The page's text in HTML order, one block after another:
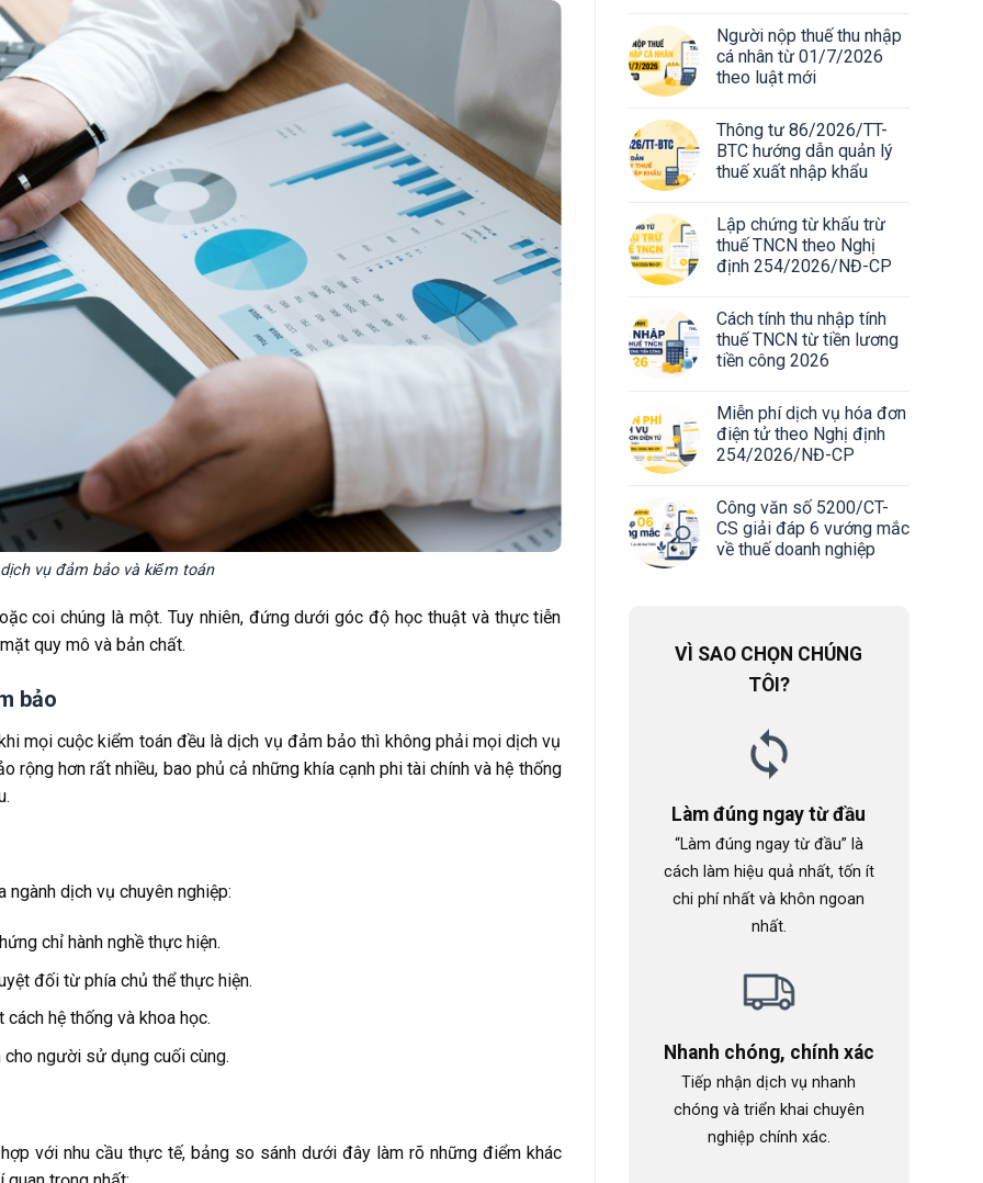
vụ đảm bảo và kiểm toán
coi chúng là một. Tuy nhiên, đứng dưới góc độ học thuật và thực tiễn
quy mô và bản chất.
bảo
mọi cuộc kiểm toán đều là dịch vụ đảm bảo thì không phải mọi dịch vụ
hơn rất nhiều, bao phủ cả những khía cạnh phi tài chính và hệ thống
dịch vụ chuyên nghiệp:
chỉ hành nghề thực hiện.
đối từ phía chủ thể thực hiện.
hệ thống và khoa học.
người sử dụng cuối cùng.
với nhu cầu thực tế, bảng so sánh dưới đây làm rõ những điểm khác
Người nộp thuế thu nhập
cá nhân từ 01/7/2026
theo luật mới
Thông tư 86/2026/TT-
BTC hướng dẫn quản lý
thuế xuất nhập khẩu
Lập chứng từ khấu trừ
thuế TNCN theo Nghị
định 254/2026/NĐ-CP
Cách tính thu nhập tính
thuế TNCN từ tiền lương
tiền công 2026
Miễn phí dịch vụ hóa đơn
điện tử theo Nghị định
254/2026/NĐ-CP
Công văn số 5200/CT-
CS giải đáp 6 vướng mắc
về thuế doanh nghiệp
VÌ SAO CHỌN CHÚNG
TÔI?
Làm đúng ngay từ đầu
“Làm đúng ngay từ đầu” là
cách làm hiệu quả nhất, tốn ít
chi phí nhất và khôn ngoan
nhất.
Nhanh chóng, chính xác
Tiếp nhận dịch vụ nhanh
chóng và triển khai chuyên
nghiệp chính xác.